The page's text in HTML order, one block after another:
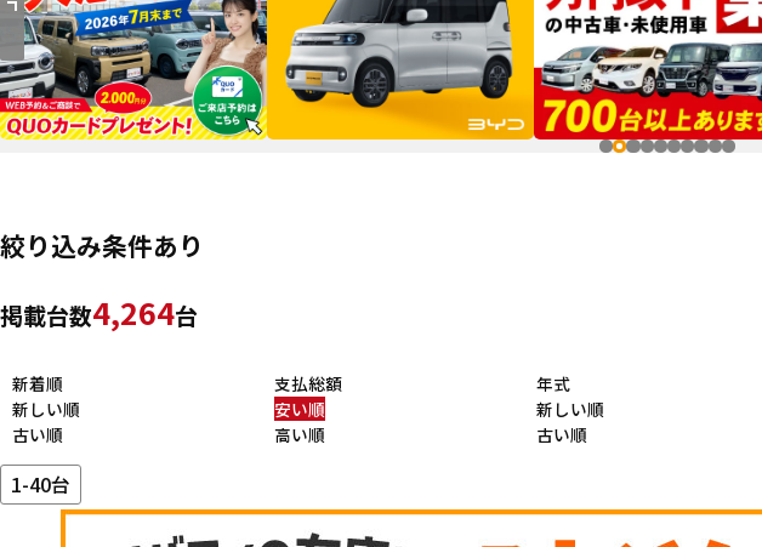
絞り込み条件あり
掲載台数4,264台
新着順
新しい順
古い順
支払総額
安い順
高い順
年式
新しい順
古い順
1-40台